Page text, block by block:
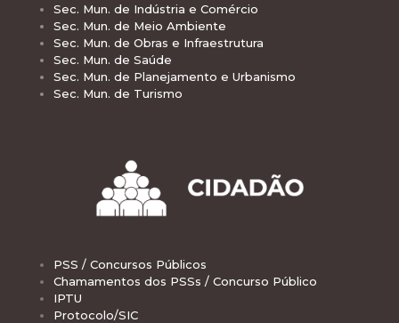
Sec. Mun. de Indústria e Comércio
Sec. Mun. de Meio Ambiente
Sec. Mun. de Obras e Infraestrutura
Sec. Mun. de Saúde
Sec. Mun. de Planejamento e Urbanismo
Sec. Mun. de Turismo
PSS / Concursos Públicos
Chamamentos dos PSSs / Concurso Público
IPTU
Protocolo/SIC